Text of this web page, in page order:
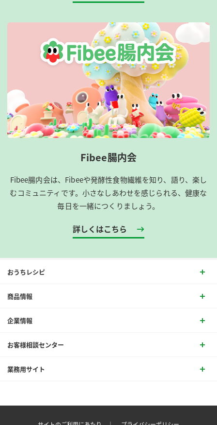
Fibee腸内会
Fibee腸内会は、​Fibeeや発酵性食物繊維を知り、語り、楽し
むコミュニティです。​小さなしあわせを感じられる、健康な
毎日を一緒につくりましょう。
詳しくはこちら
おうちレシピ
商品情報
企業情報
お客様相談センター
業務用サイト